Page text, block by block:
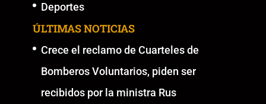
Deportes
ÚLTIMAS NOTICIAS
Crece el reclamo de Cuarteles de
Bomberos Voluntarios, piden ser
recibidos por la ministra Rus